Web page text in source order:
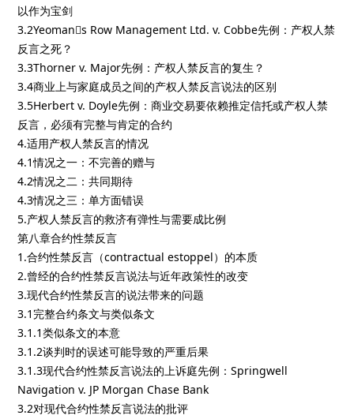
以作为宝剑
3.2Yeomans Row Management Ltd. v. Cobbe先例：产权人禁
反言之死？
3.3Thorner v. Major先例：产权人禁反言的复生？
3.4商业上与家庭成员之间的产权人禁反言说法的区别
3.5Herbert v. Doyle先例：商业交易要依赖推定信托或产权人禁
反言，必须有完整与肯定的合约
4.适用产权人禁反言的情况
4.1情况之一：不完善的赠与
4.2情况之二：共同期待
4.3情况之三：单方面错误
5.产权人禁反言的救济有弹性与需要成比例
第八章合约性禁反言
1.合约性禁反言（contractual estoppel）的本质
2.曾经的合约性禁反言说法与近年政策性的改变
3.现代合约性禁反言的说法带来的问题
3.1完整合约条文与类似条文
3.1.1类似条文的本意
3.1.2谈判时的误述可能导致的严重后果
3.1.3现代合约性禁反言说法的上诉庭先例：Springwell
Navigation v. JP Morgan Chase Bank
3.2对现代合约性禁反言说法的批评